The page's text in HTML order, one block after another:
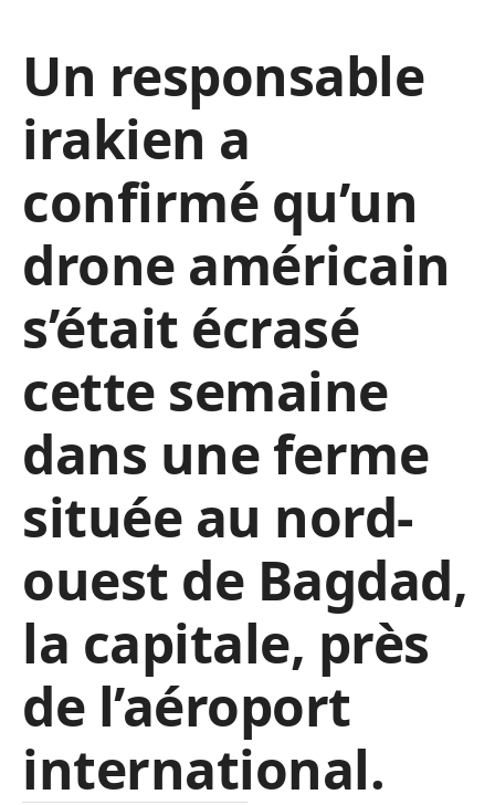
Un responsable
irakien a
confirmé qu’un
drone américain
s’était écrasé
cette semaine
dans une ferme
située au nord-
ouest de Bagdad,
la capitale, près
de l’aéroport
international.